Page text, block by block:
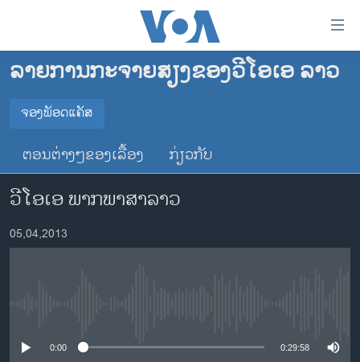
ເຂົ້າ
ຂ້າມ
ໄປ
ຫາ
ຊອກ
ຄົ້ນ
ໂຮມເພຈ
ລາວ
ອາເມຣິກາ
ການເລືອກຕັ້ງ ປະທານາທີບໍດີ ສະຫະລັດ 2024
ຂ່າວ​ຈີນ
ໂລກ
ຊຸມຊົນຊາວລາວ
ລາຍການກະຈາຍສຽງຂອງວີໂອເອ ລາວ
ຈອງພັອດແຄັສ
ຈອງພັອດແຄັສ
ຕອນຕ່າງໆຂອງເລື້ອງ ກ່ຽວກັບ
ວີໂອເອ ພາກພາສາລາວ
05,04,2013
0:00 0:29:58